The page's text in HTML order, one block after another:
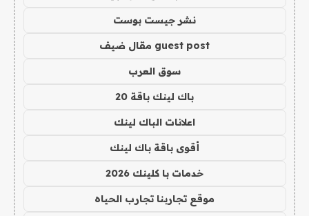
نشر جيست بوست
guest post مقال ضيف
سوق العرب
باك لينك باقة 20
اعلانات الباك لينك
أقوى باقة باك لينك
خدمات با كلينك 2026
موقع تجاربنا تجارب الحياه